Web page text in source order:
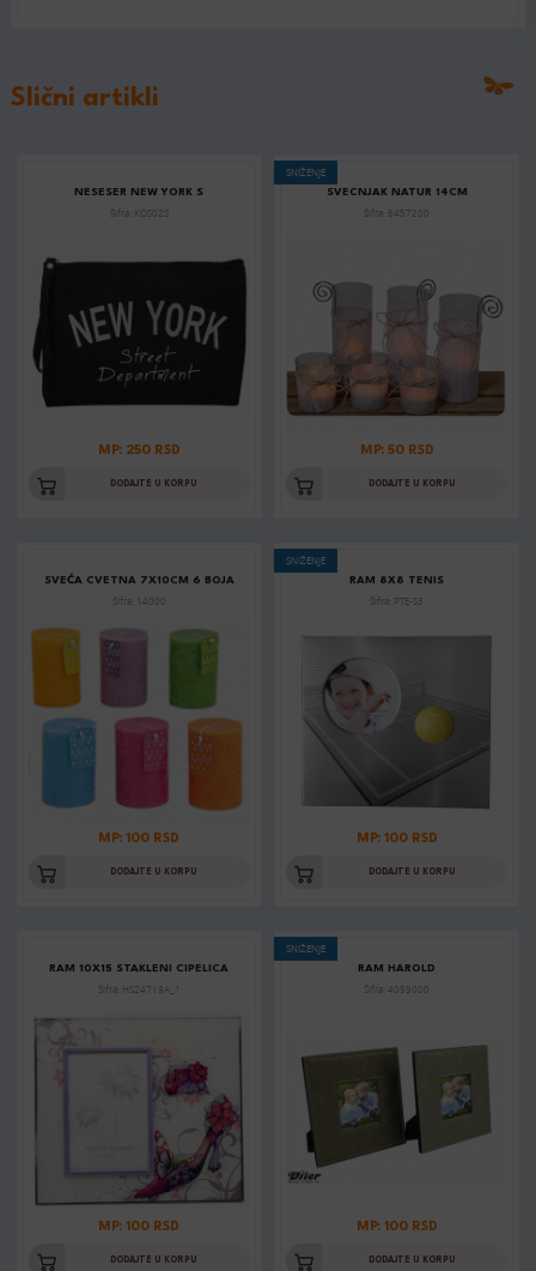
Slični artikli
NESESER NEW YORK S
Šifra: KOS02S
MP: 250 RSD
DODAJTE U KORPU
SNIŽENJE
SVECNJAK NATUR 14CM
Šifra: 6457200
MP: 50 RSD
DODAJTE U KORPU
SVEĆA CVETNA 7X10CM 6 BOJA
Šifra: 14000
MP: 100 RSD
DODAJTE U KORPU
SNIŽENJE
RAM 8X8 TENIS
Šifra: PTE-S3
MP: 100 RSD
DODAJTE U KORPU
RAM 10X15 STAKLENI CIPELICA
Šifra: HS24719A_1
MP: 100 RSD
DODAJTE U KORPU
SNIŽENJE
RAM HAROLD
Šifra: 4059000
MP: 100 RSD
DODAJTE U KORPU